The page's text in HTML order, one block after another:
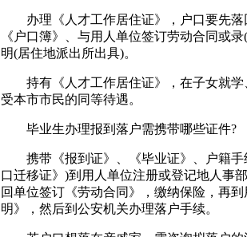
办理《人才工作居住证》，户口要先落
《户口簿》、与用人单位签订劳动合同或
明(居住地派出所出具)。
持有《人才工作居住证》，在子女就学
受本市市民的同等待遇。
毕业生办理报到落户需携带哪些证件?
携带《报到证》、《毕业证》、户籍手
口迁移证》)到用人单位注册或登记地人事
回单位签订《劳动合同》，缴纳保险，再
明》，然后到公安机关办理落户手续。